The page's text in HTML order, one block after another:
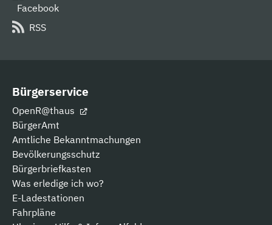
Facebook
RSS
Bürgerservice
OpenR@thaus
BürgerAmt
Amtliche Bekanntmachungen
Bevölkerungsschutz
Bürgerbriefkasten
Was erledige ich wo?
E-Ladestationen
Fahrpläne